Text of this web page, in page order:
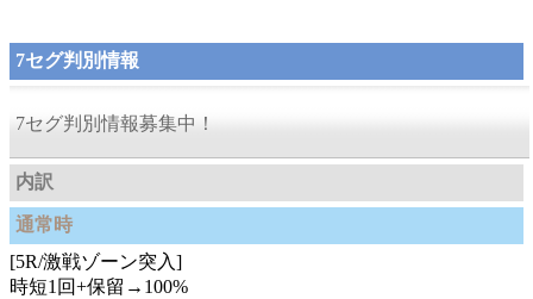
7セグ判別情報
7セグ判別情報募集中！
内訳
通常時
[5R/激戦ゾーン突入]
時短1回+保留→100%